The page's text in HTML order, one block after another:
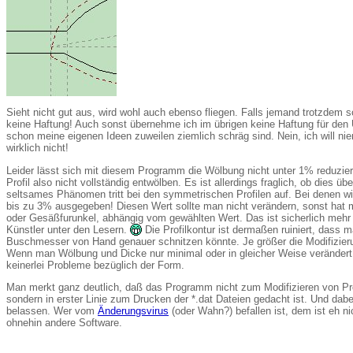
Sieht nicht gut aus, wird wohl auch ebenso fliegen. Falls jemand trotzdem
keine Haftung! Auch sonst übernehme ich im übrigen keine Haftung für
schon meine eigenen Ideen zuweilen ziemlich schräg sind. Nein, ich will
wirklich nicht!
Leider lässt sich mit diesem Programm die Wölbung nicht unter 1%
Profil also nicht vollständig entwölben. Es ist allerdings fraglich, ob dies
seltsames Phänomen tritt bei den symmetrischen Profilen auf. Bei denen
bis zu 3% ausgegeben! Diesen Wert sollte man nicht verändern, sonst hat
oder Gesäßfurunkel, abhängig vom gewählten Wert. Das ist sicherlich
Künstler unter den Lesern.
Die Profilkontur ist dermaßen ruiniert, dass
Buschmesser von Hand genauer schnitzen könnte. Je größer die
Wenn man Wölbung und Dicke nur minimal oder in gleicher Weise
keinerlei Probleme bezüglich der Form.
Man merkt ganz deutlich, daß das Programm nicht zum Modifizieren von
sondern in erster Linie zum Drucken der *.dat Dateien gedacht ist. Und
belassen. Wer vom Änderungsvirus (oder Wahn?) befallen ist, dem ist eh
ohnehin andere Software.